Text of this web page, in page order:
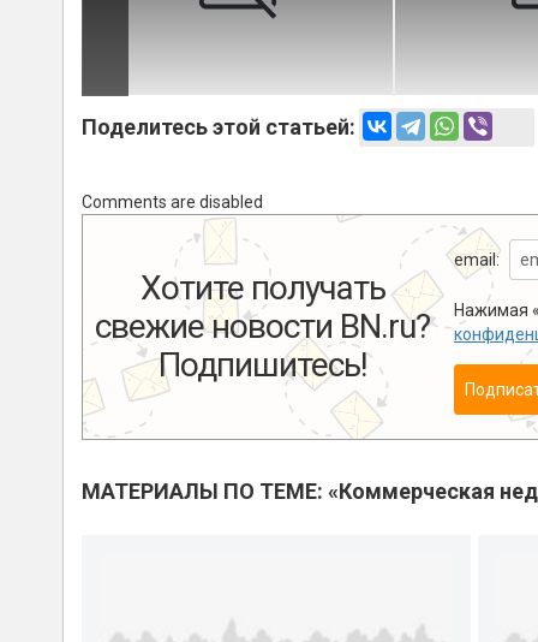
Поделитесь этой статьей:
Comments are disabled
Хотите получать
свежие новости BN.ru?
Подпишитесь!
email:
Нажимая
МАТЕРИАЛЫ ПО ТЕМЕ: «Коммерческая